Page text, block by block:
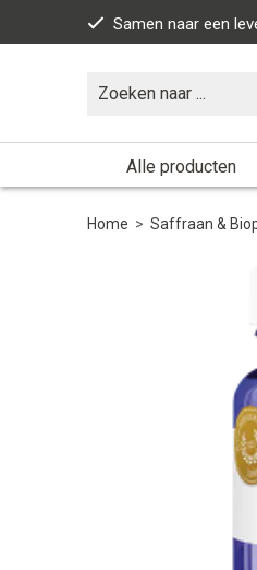
Samen naar een
Alle producten
Home > Saffraan &